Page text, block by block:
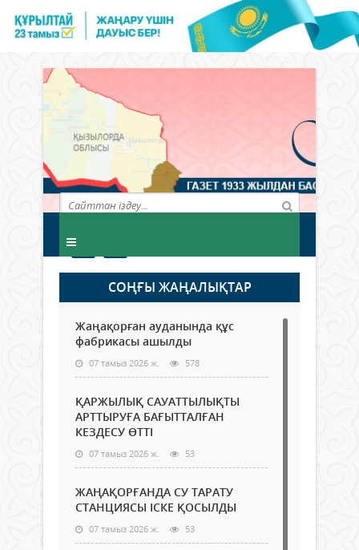
СОҢҒЫ ЖАҢАЛЫҚТАР
Жаңақорған ауданында құс
фабрикасы ашылды
07 тамыз 2026 ж. 578
ҚАРЖЫЛЫҚ САУАТТЫЛЫҚТЫ
АРТТЫРУҒА БАҒЫТТАЛҒАН
КЕЗДЕСУ ӨТТІ
07 тамыз 2026 ж. 53
ЖАҢАҚОРҒАНДА СУ ТАРАТУ
СТАНЦИЯСЫ ІСКЕ ҚОСЫЛДЫ
07 тамыз 2026 ж. 53